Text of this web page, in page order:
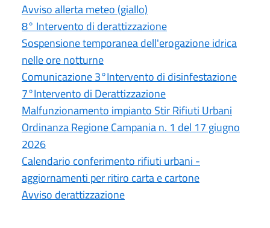
Avviso allerta meteo (giallo)
8° Intervento di derattizzazione
Sospensione temporanea dell'erogazione idrica
nelle ore notturne
Comunicazione 3°Intervento di disinfestazione
7°Intervento di Derattizzazione
Malfunzionamento impianto Stir Rifiuti Urbani
Ordinanza Regione Campania n. 1 del 17 giugno
2026
Calendario conferimento rifiuti urbani -
aggiornamenti per ritiro carta e cartone
Avviso derattizzazione